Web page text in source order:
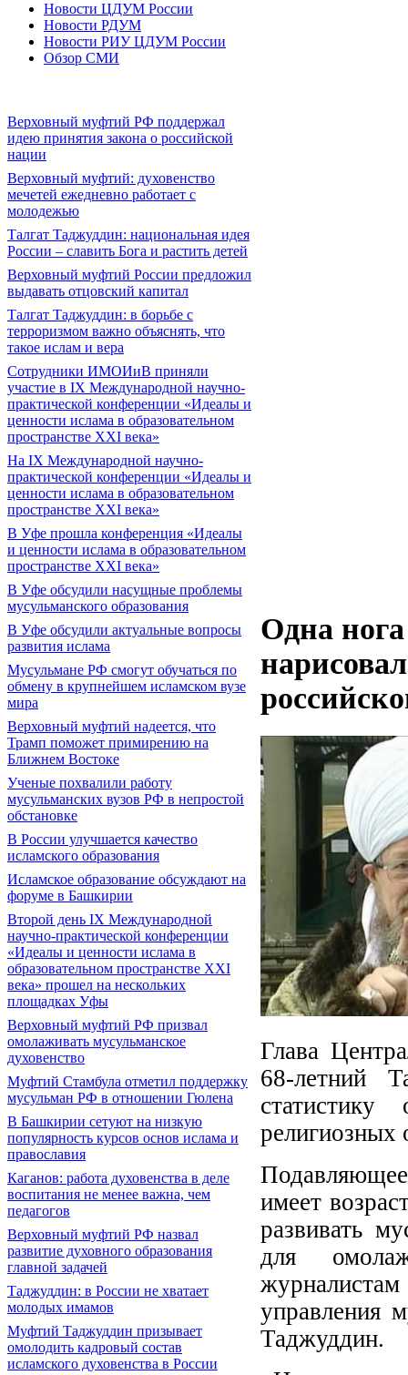
Новости ЦДУМ России
Новости РДУМ
Новости РИУ ЦДУМ России
Обзор СМИ
Верховный муфтий РФ поддержал
идею принятия закона о российской
нации
Верховный муфтий: духовенство
мечетей ежедневно работает с
молодежью
Талгат Таджуддин: национальная идея
России – славить Бога и растить детей
Верховный муфтий России предложил
выдавать отцовский капитал
Талгат Таджуддин: в борьбе с
терроризмом важно объяснять, что
такое ислам и вера
Сотрудники ИМОИиВ приняли
участие в IX Международной научно-
практической конференции «Идеалы и
ценности ислама в образовательном
пространстве XXI века»
На IX Международной научно-
практической конференции «Идеалы и
ценности ислама в образовательном
пространстве XXI века»
В Уфе прошла конференция «Идеалы
и ценности ислама в образовательном
пространстве XXI века»
В Уфе обсудили насущные проблемы
мусульманского образования
В Уфе обсудили актуальные вопросы
развития ислама
Мусульмане РФ смогут обучаться по
обмену в крупнейшем исламском вузе
мира
Верховный муфтий надеется, что
Трамп поможет примирению на
Ближнем Востоке
Ученые похвалили работу
мусульманских вузов РФ в непростой
обстановке
В России улучшается качество
исламского образования
Исламское образование обсуждают на
форуме в Башкирии
Второй день IX Международной
научно-практической конференции
«Идеалы и ценности ислама в
образовательном пространстве XXI
века» прошел на нескольких
площадках Уфы
Верховный муфтий РФ призвал
омолаживать мусульманское
духовенство
Муфтий Стамбула отметил поддержку
мусульман РФ в отношении Гюлена
В Башкирии сетуют на низкую
популярность курсов основ ислама и
православия
Каганов: работа духовенства в деле
воспитания не менее важна, чем
педагогов
Верховный муфтий РФ назвал
развитие духовного образования
главной задачей
Таджуддин: в России не хватает
молодых имамов
Муфтий Таджуддин призывает
омолодить кадровый состав
исламского духовенства в России
Одна
Глава
68-летний
статистику
имеет
развивать
для
управления
Таджуддин.